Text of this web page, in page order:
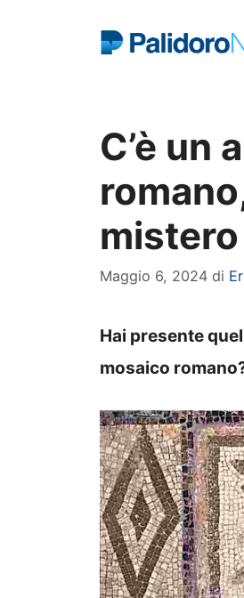
C’è un
Maggio 6, 2024 di
Hai presente
mosaico